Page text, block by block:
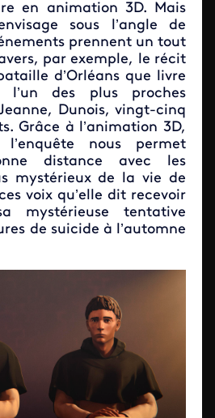
en animation 3D. Mais
sous l’angle de
prennent un tout
par exemple, le récit
d’Orléans que livre
l’un des plus proches
Dunois, vingt-cinq
Grâce à l’animation 3D,
nous permet
distance avec les
mystérieux de la vie de
voix qu’elle dit recevoir
mystérieuse tentative
de suicide à l’automne